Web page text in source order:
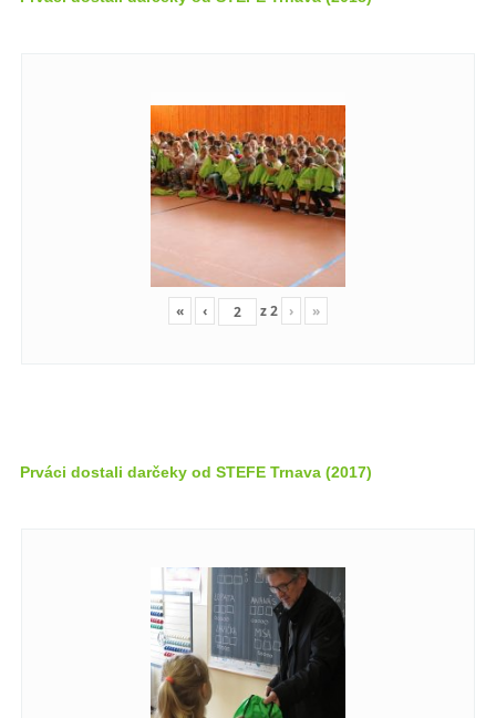
« ‹ z2 › »
Prváci dostali darčeky od STEFE Trnava (2017)